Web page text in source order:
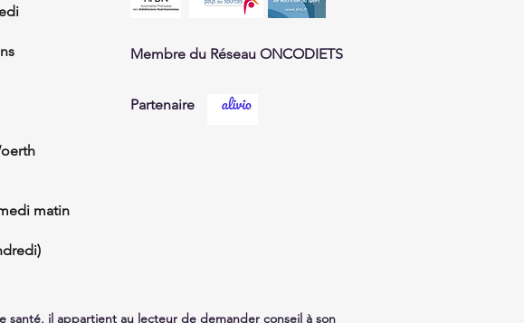
matin
Membre du Réseau ONCODIETS
Partenaire
santé, il appartient au lecteur de demander conseil à son